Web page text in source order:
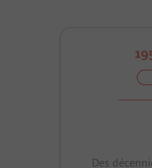
Des